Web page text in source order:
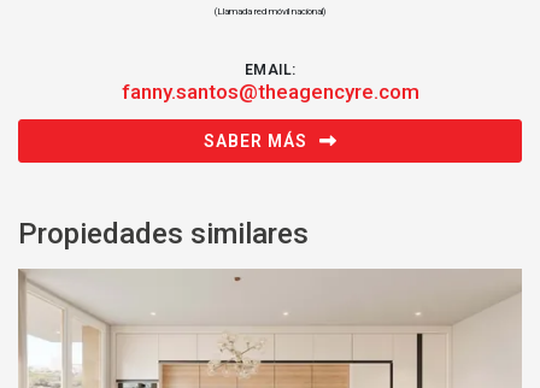
(Llamada red móvil nacional)
EMAIL:
fanny.santos@theagencyre.com
SABER MÁS
Propiedades similares